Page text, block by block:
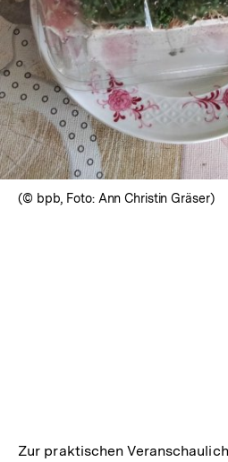
In
(© bpb, Foto: Ann Christin Gräser)
Zur praktischen